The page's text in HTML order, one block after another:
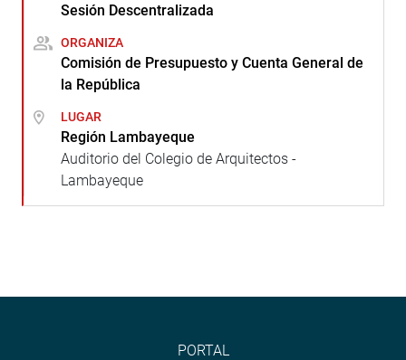
Sesión Descentralizada
ORGANIZA
Comisión de Presupuesto y Cuenta General de
la República
LUGAR
Región Lambayeque
Auditorio del Colegio de Arquitectos -
Lambayeque
PORTAL